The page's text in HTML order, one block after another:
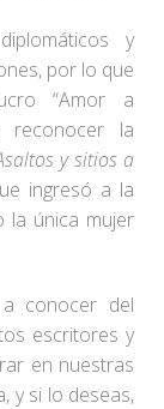
y
por lo que
“Amor a
reconocer la
y sitios a
ingresó a la
la única mujer
conocer del
escritores y
en nuestras
y si lo deseas,